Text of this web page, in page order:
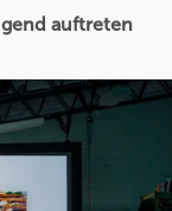
auftreten